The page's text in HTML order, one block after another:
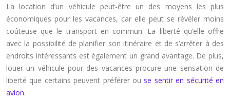
La location d’un véhicule peut-être un des moyens les plus
économiques pour les vacances, car elle peut se révéler moins
coûteuse que le transport en commun. La liberté qu’elle offre
avec la possibilité de planifier son itinéraire et de s’arrêter à des
endroits intéressants est également un grand avantage. De plus,
louer un véhicule pour des vacances procure une sensation de
liberté que certains peuvent préférer ou se sentir en sécurité en
avion.